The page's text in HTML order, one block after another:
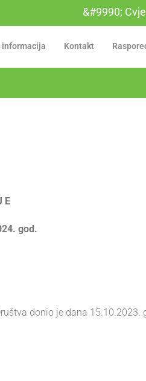
&#9990;
informacija Kontakt
E
god.
donio je dana 15.10.2023.